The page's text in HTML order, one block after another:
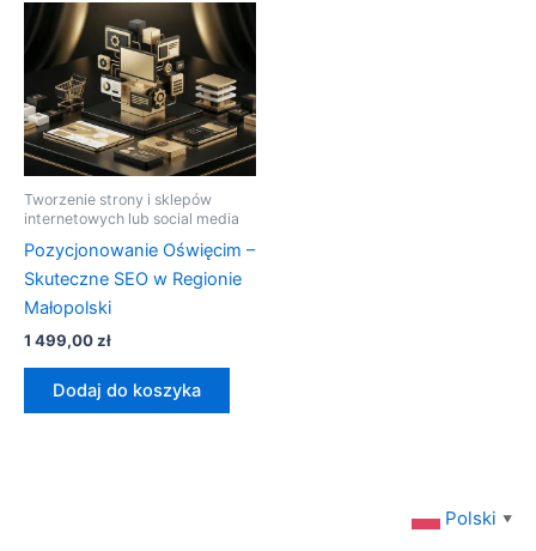
Tworzenie strony i sklepów
internetowych lub social media
Pozycjonowanie Oświęcim –
Skuteczne SEO w Regionie
Małopolski
1 499,00zł
Dodaj do koszyka
Polski ▼